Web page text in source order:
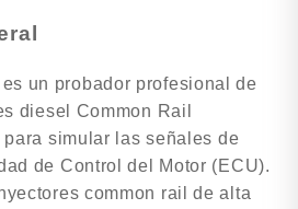
es un probador profesional de
diesel Common Rail
simular las señales de
de Control del Motor (ECU).
common rail de alta